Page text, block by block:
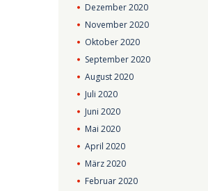
Dezember2020
November2020
Oktober2020
September2020
August2020
Juli2020
Juni2020
Mai2020
April2020
März2020
Februar2020